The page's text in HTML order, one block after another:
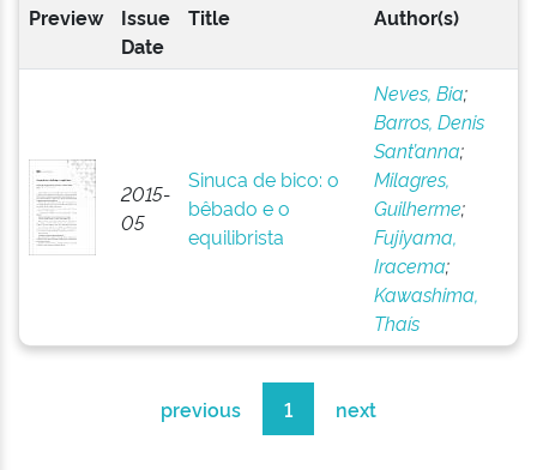
Preview
Issue
Date
Title Author(s)
2015-
05
Sinuca de bico: o
bêbado e o
equilibrista
Neves, Bia;
Barros, Denis
Sant’anna;
Milagres,
Guilherme;
Fujiyama,
Iracema;
Kawashima,
Thaís
previous 1 next